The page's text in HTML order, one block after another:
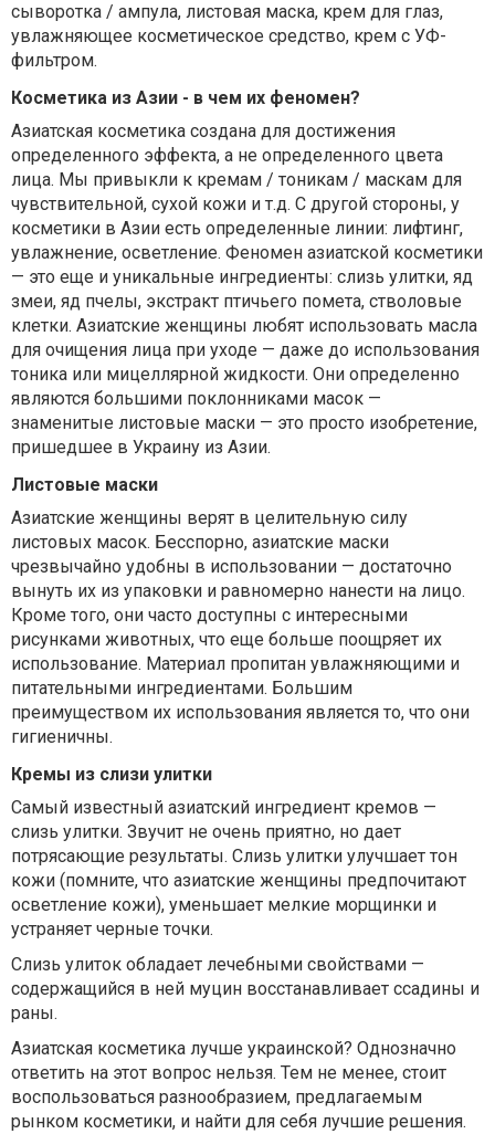
сыворотка / ампула, листовая маска, крем для глаз,
увлажняющее косметическое средство, крем с УФ-
фильтром.
Косметика из Азии - в чем их феномен?
Азиатская косметика создана для достижения
определенного эффекта, а не определенного цвета
лица. Мы привыкли к кремам / тоникам / маскам для
чувствительной, сухой кожи и т.д. С другой стороны, у
косметики в Азии есть определенные линии: лифтинг,
увлажнение, осветление. Феномен азиатской косметики
— это еще и уникальные ингредиенты: слизь улитки, яд
змеи, яд пчелы, экстракт птичьего помета, стволовые
клетки. Азиатские женщины любят использовать масла
для очищения лица при уходе — даже до использования
тоника или мицеллярной жидкости. Они определенно
являются большими поклонниками масок —
знаменитые листовые маски — это просто изобретение,
пришедшее в Украину из Азии.
Листовые маски
Азиатские женщины верят в целительную силу
листовых масок. Бесспорно, азиатские маски
чрезвычайно удобны в использовании — достаточно
вынуть их из упаковки и равномерно нанести на лицо.
Кроме того, они часто доступны с интересными
рисунками животных, что еще больше поощряет их
использование. Материал пропитан увлажняющими и
питательными ингредиентами. Большим
преимуществом их использования является то, что они
гигиеничны.
Кремы из слизи улитки
Самый известный азиатский ингредиент кремов —
слизь улитки. Звучит не очень приятно, но дает
потрясающие результаты. Слизь улитки улучшает тон
кожи (помните, что азиатские женщины предпочитают
осветление кожи), уменьшает мелкие морщинки и
устраняет черные точки.
Слизь улиток обладает лечебными свойствами —
содержащийся в ней муцин восстанавливает ссадины и
раны.
Азиатская косметика лучше украинской? Однозначно
ответить на этот вопрос нельзя. Тем не менее, стоит
воспользоваться разнообразием, предлагаемым
рынком косметики, и найти для себя лучшие решения.